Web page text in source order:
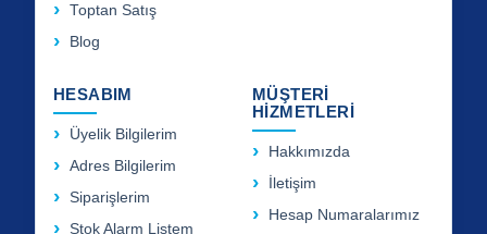
Toptan Satış
Blog
HESABIM
Üyelik Bilgilerim
Adres Bilgilerim
Siparişlerim
Stok Alarm Listem
MÜŞTERİ
HİZMETLERİ
Hakkımızda
İletişim
Hesap Numaralarımız